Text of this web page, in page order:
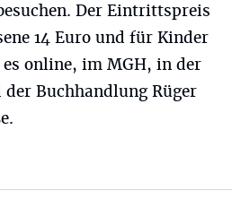
Der Eintrittspreis
14 Euro und für Kinder
online, im MGH, in der
Buchhandlung Rüger